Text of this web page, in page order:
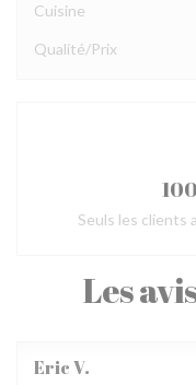
Les
EricV
Cuisine
Qualité/Prix
Seuls les clients